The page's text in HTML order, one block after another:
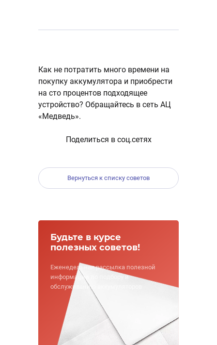
Как не потратить много времени на
покупку аккумулятора и приобрести
на сто процентов подходящее
устройство? Обращайтесь в сеть АЦ
«Медведь».
Поделиться в соц.сетях
Вернуться к списку советов
Будьте в курсе
полезных советов!
Еженедельная рассылка полезной
информации по подбору и
обслуживанию аккумуляторов